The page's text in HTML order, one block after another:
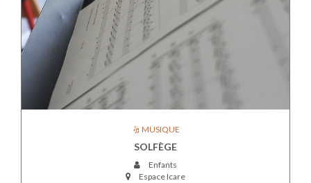
MUSIQUE
SOLFÈGE
Enfants
Espace Icare